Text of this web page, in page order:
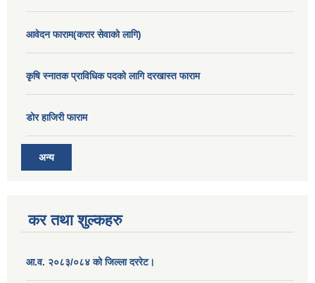
आवेदन फाराम(करार सेवाको लागि)
कृषि स्नातक प्राविधिक पदको लागि दरखास्त फाराम
डोर हाजिरी फाराम
अन्य
कर तथा शुल्कहरु
आ.व. २०८३/०८४ को जिल्ला दररेट।